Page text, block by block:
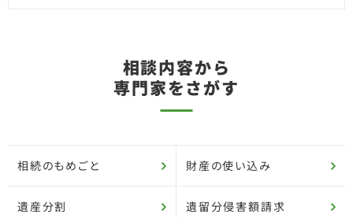
相談内容から
専門家をさがす
相続のもめごと 財産の使い込み
遺産分割 遺留分侵害額請求